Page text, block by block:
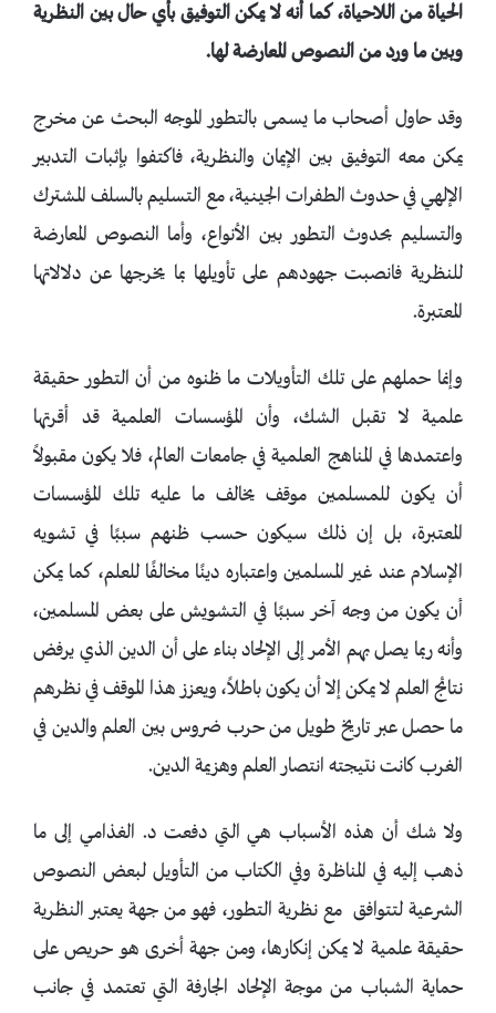
الحياة من اللاحياة، كما أنه لا يمكن التوفيق بأي حال بين النظرية
وبين ما ورد من النصوص المعارضة لها.
وقد حاول أصحاب ما يسمى بالتطور الموجه البحث عن مخرج
يمكن معه التوفيق بين الإيمان والنظرية، فاكتفوا بإثبات التدبير
الإلهي في حدوث الطفرات الجينية، مع التسليم بالسلف المشترك
والتسليم بحدوث التطور بين الأنواع، وأما النصوص المعارضة
للنظرية فانصبت جهودهم على تأويلها بما يخرجها عن دلالاتها
المعتبرة.
وإنما حملهم على تلك التأويلات ما ظنوه من أن التطور حقيقة
علمية لا تقبل الشك، وأن المؤسسات العلمية قد أقرتها
واعتمدها في المناهج العلمية في جامعات العالم، فلا يكون مقبولاً
أن يكون للمسلمين موقف يخالف ما عليه تلك المؤسسات
المعتبرة، بل إن ذلك سيكون حسب ظنهم سببًا في تشويه
الإسلام عند غير المسلمين واعتباره دينًا مخالفًا للعلم، كما يمكن
أن يكون من وجه آخر سببًا في التشويش على بعض المسلمين،
وأنه ربما يصل بهم الأمر إلى الإلحاد بناء على أن الدين الذي يرفض
نتائج العلم لا يمكن إلا أن يكون باطلاً، ويعزز هذا الموقف في نظرهم
ما حصل عبر تاريخ طويل من حرب ضروس بين العلم والدين في
الغرب كانت نتيجته انتصار العلم وهزيمة الدين.
ولا شك أن هذه الأسباب هي التي دفعت د. الغذامي إلى ما
ذهب إليه في المناظرة وفي الكتاب من التأويل لبعض النصوص
الشرعية لتتوافق مع نظرية التطور، فهو من جهة يعتبر النظرية
حقيقة علمية لا يمكن إنكارها، ومن جهة أخرى هو حريص على
حماية الشباب من موجة الإلحاد الجارفة التي تعتمد في جانب